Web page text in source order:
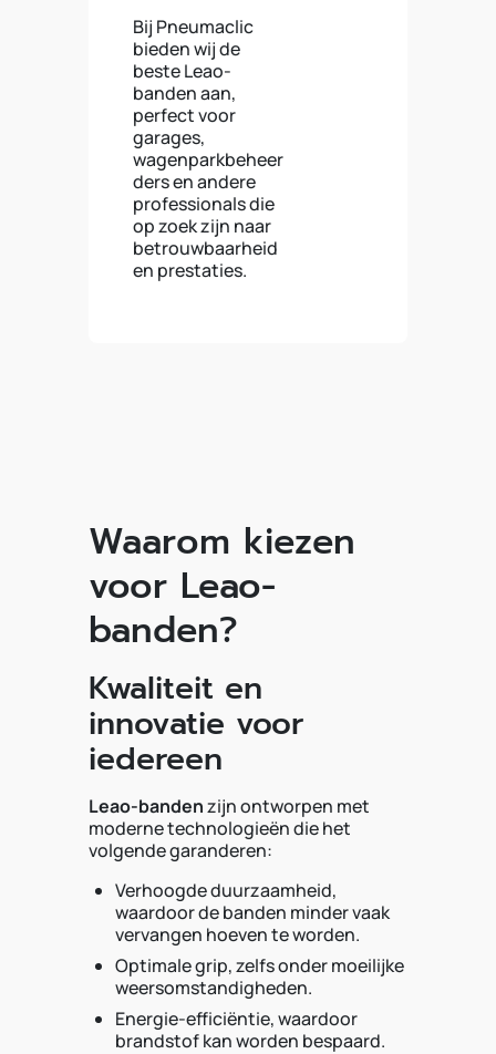
Bij Pneumaclic
bieden wij de
beste Leao-
banden aan,
perfect voor
garages,
wagenparkbeheer
ders en andere
professionals die
op zoek zijn naar
betrouwbaarheid
en prestaties.
Waarom kiezen
voor Leao-
banden?
Kwaliteit en
innovatie voor
iedereen
Leao-bandenzijn ontworpen met
moderne technologieën die het
volgende garanderen:
Verhoogde duurzaamheid,
waardoor de banden minder vaak
vervangen hoeven te worden.
Optimale grip, zelfs onder moeilijke
weersomstandigheden.
Energie-efficiëntie, waardoor
brandstof kan worden bespaard.